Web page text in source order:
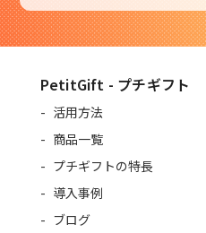
PetitGift - プチギフト
活用方法
商品一覧
プチギフトの特長
導入事例
ブログ